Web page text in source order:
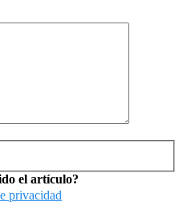
el artículo?
privacidad